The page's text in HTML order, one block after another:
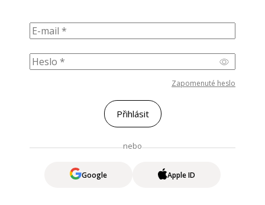
Zapomenuté heslo
nebo
Google Apple ID